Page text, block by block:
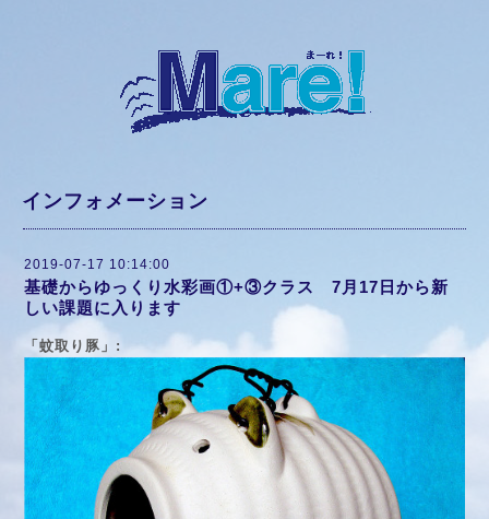
インフォメーション
2019-07-17 10:14:00
基礎からゆっくり水彩画①+③クラス 7月17日から新
しい課題に入ります
「蚊取り豚」: